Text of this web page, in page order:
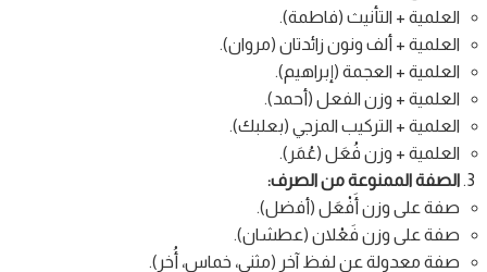
العلمية + التأنيث (فاطمة).
العلمية + ألف ونون زائدتان (مروان).
العلمية + العجمة (إبراهيم).
العلمية + وزن الفعل (أحمد).
العلمية + التركيب المزجي (بعلبك).
العلمية + وزن فُعَل (عُمَر).
الصفة الممنوعة من الصرف:
صفة على وزن أَفْعَل (أفضل).
صفة على وزن فَعْلان (عطشان).
صفة معدولة عن لفظ آخر (مثنى، خماس، أُخر).